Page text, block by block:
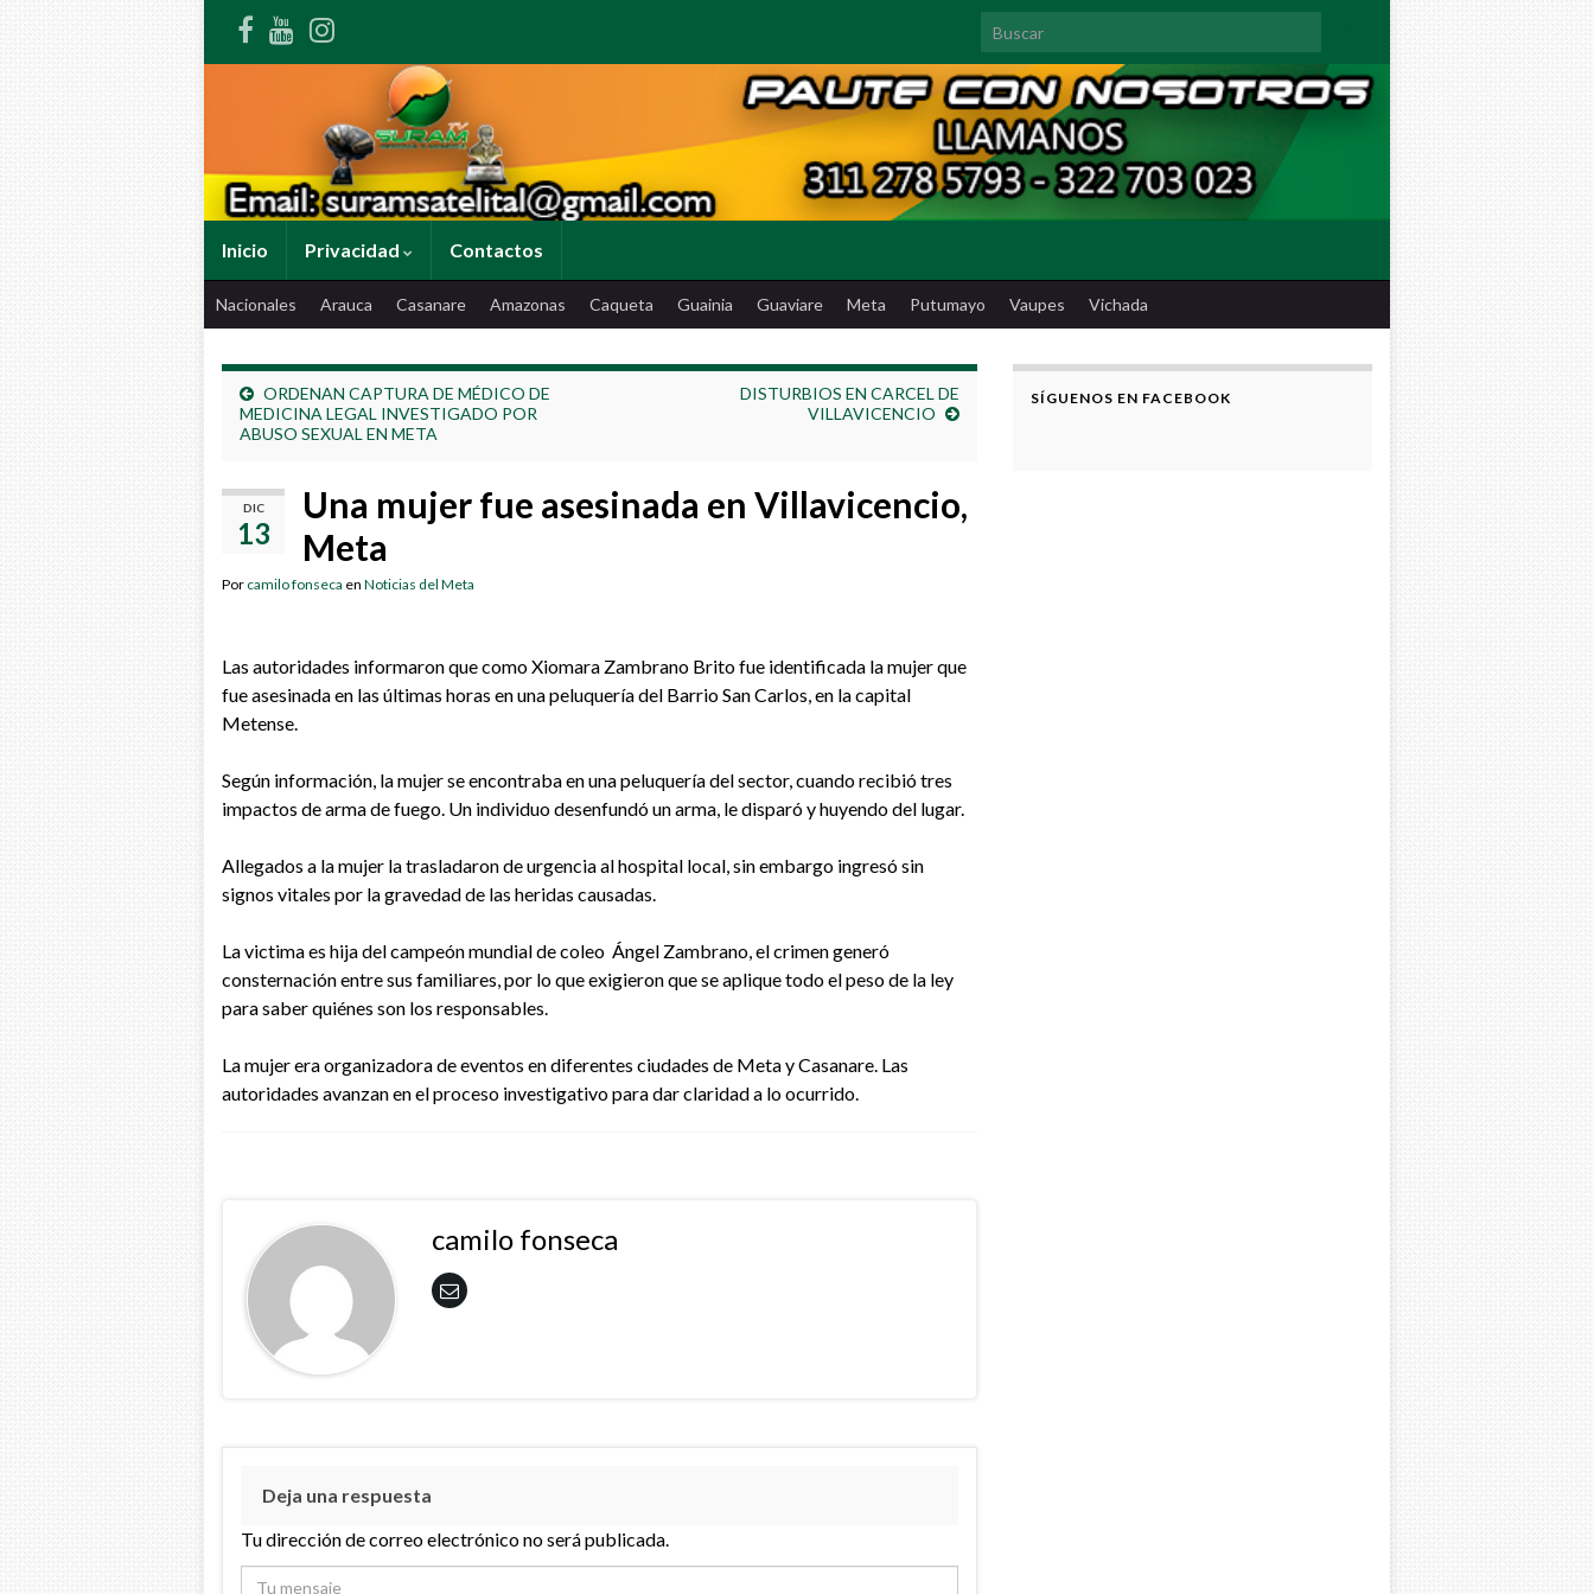
Search for:
Inicio Privacidad Contactos
Nacionales Arauca Casanare Amazonas Caqueta Guainia Guaviare Meta Putumayo Vaupes Vichada
ORDENAN CAPTURA DE MÉDICO DE
MEDICINA LEGAL INVESTIGADO POR
ABUSO SEXUAL EN META
DISTURBIOS EN CARCEL DE
VILLAVICENCIO
DIC
13
Una mujer fue asesinada en Villavicencio,
Meta
Por camilo fonseca en Noticias del Meta
Las autoridades informaron que como Xiomara Zambrano Brito fue identificada la mujer que
fue asesinada en las últimas horas en una peluquería del Barrio San Carlos, en la capital
Metense.
Según información, la mujer se encontraba en una peluquería del sector, cuando recibió tres
impactos de arma de fuego. Un individuo desenfundó un arma, le disparó y huyendo del lugar.
Allegados a la mujer la trasladaron de urgencia al hospital local, sin embargo ingresó sin
signos vitales por la gravedad de las heridas causadas.
La victima es hija del campeón mundial de coleo Ángel Zambrano, el crimen generó
consternación entre sus familiares, por lo que exigieron que se aplique todo el peso de la ley
para saber quiénes son los responsables.
La mujer era organizadora de eventos en diferentes ciudades de Meta y Casanare. Las
autoridades avanzan en el proceso investigativo para dar claridad a lo ocurrido.
camilo fonseca
Deja una respuesta
Tu dirección de correo electrónico no será publicada.
SÍGUENOS EN FACEBOOK